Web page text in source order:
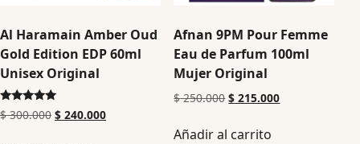
Al Haramain Amber Oud
Gold Edition EDP 60ml
Unisex Original
Valorado en
5.00
$300.000 $ 240.000
Afnan 9PM Pour Femme
Eau de Parfum 100ml
Mujer Original
$250.000 $ 215.000
Añadir al carrito